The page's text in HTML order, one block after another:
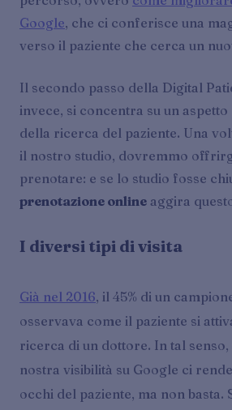
Google, che ci conferisce una
verso il paziente che cerca un
Il secondo passo della Digital
invece, si concentra su un
della ricerca del paziente. Una
il nostro studio, dovremmo
prenotare: e se lo studio fosse
prenotazione online aggira
I diversi tipi di visita
Già nel 2016, il 45% di un
osservava come il paziente si
ricerca di un dottore. In tal
nostra visibilità su Google ci
occhi del paziente, ma non basta.